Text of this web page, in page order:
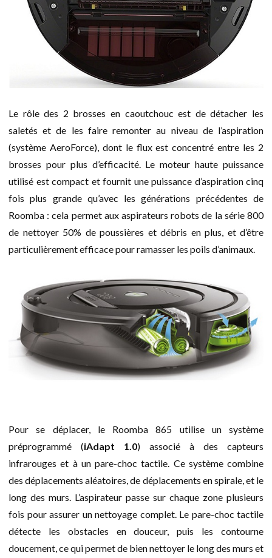
Le rôle des 2 brosses en caoutchouc est de détacher les
saletés et de les faire remonter au niveau de l’aspiration
(système AeroForce), dont le flux est concentré entre les 2
brosses pour plus d’efficacité. Le moteur haute puissance
utilisé est compact et fournit une puissance d’aspiration cinq
fois plus grande qu’avec les générations précédentes de
Roomba : cela permet aux aspirateurs robots de la série 800
de nettoyer 50% de poussières et débris en plus, et d’être
particulièrement efficace pour ramasser les poils d’animaux.
Pour se déplacer, le Roomba 865 utilise un système
préprogrammé (iAdapt 1.0) associé à des capteurs
infrarouges et à un pare-choc tactile. Ce système combine
des déplacements aléatoires, de déplacements en spirale, et le
long des murs. L’aspirateur passe sur chaque zone plusieurs
fois pour assurer un nettoyage complet. Le pare-choc tactile
détecte les obstacles en douceur, puis les contourne
doucement, ce qui permet de bien nettoyer le long des murs et